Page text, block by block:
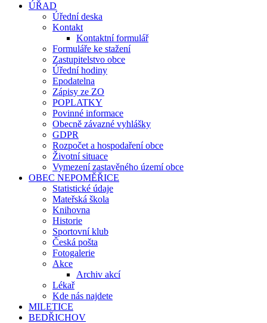
ÚŘAD
Úřední deska
Kontakt
Kontaktní formulář
Formuláře ke stažení
Zastupitelstvo obce
Úřední hodiny
Epodatelna
Zápisy ze ZO
POPLATKY
Povinné informace
Obecně závazné vyhlášky
GDPR
Rozpočet a hospodaření obce
Životní situace
Vymezení zastavěného území obce
OBEC NEPOMĚŘICE
Statistické údaje
Mateřská škola
Knihovna
Historie
Sportovní klub
Česká pošta
Fotogalerie
Akce
Archiv akcí
Lékař
Kde nás najdete
MILETICE
BEDŘICHOV